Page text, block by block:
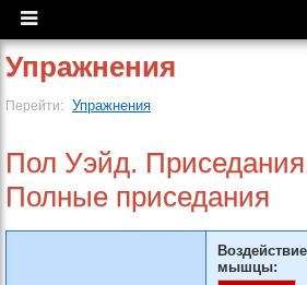
Упражнения
Перейти: Упражнения
Пол Уэйд.
Полные приседания
мышцы: